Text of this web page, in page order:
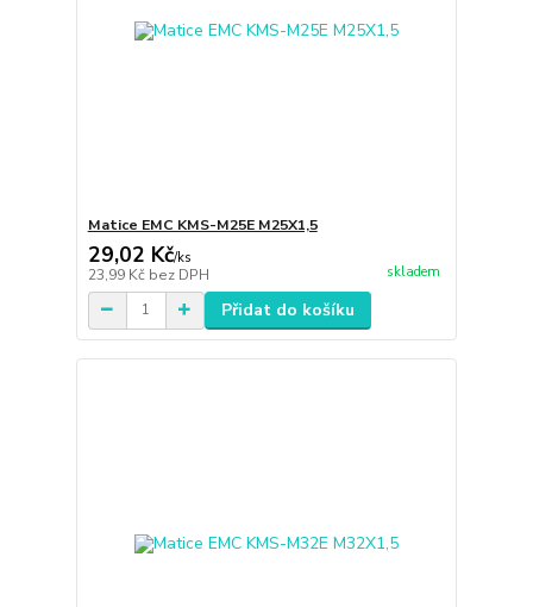
Matice EMC KMS-M25E M25X1,5
29,02 Kč/ks
23,99 Kč bez DPH skladem
Přidat do košíku